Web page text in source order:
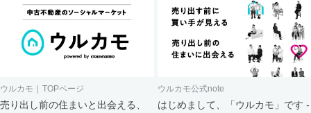
ウルカモ｜TOPページ
売り出し前の住まいと出会える、
ウルカモ公式note
はじめまして、「ウルカモ」です -